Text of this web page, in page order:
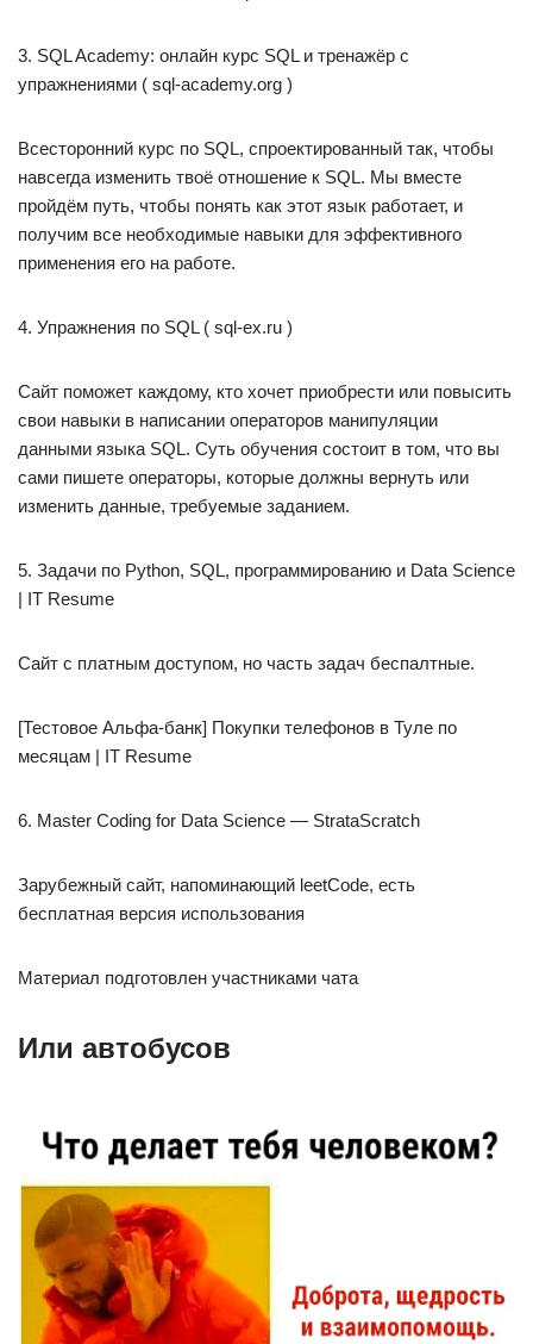
3. SQL Academy: онлайн курс SQL и тренажёр c
упражнениями ( sql-academy.org )
Всесторонний курс по SQL, спроектированный так, чтобы
навсегда изменить твоё отношение к SQL. Мы вместе
пройдём путь, чтобы понять как этот язык работает, и
получим все необходимые навыки для эффективного
применения его на работе.
4. Упражнения по SQL ( sql-ex.ru )
Сайт поможет каждому, кто хочет приобрести или повысить
свои навыки в написании операторов манипуляции
данными языка SQL. Суть обучения состоит в том, что вы
сами пишете операторы, которые должны вернуть или
изменить данные, требуемые заданием.
5. Задачи по Python, SQL, программированию и Data Science
| IT Resume
Сайт с платным доступом, но часть задач беспалтные.
[Тестовое Альфа-банк] Покупки телефонов в Туле по
месяцам | IT Resume
6. Master Coding for Data Science — StrataScratch
Зарубежный сайт, напоминающий leetCode, есть
бесплатная версия использования
Материал подготовлен участниками чата
Или автобусов⁠ ⁠